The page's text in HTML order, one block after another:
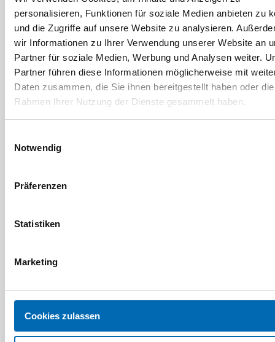
personalisieren, Funktionen für soziale Medien anbieten zu
und die Zugriffe auf unsere Website zu analysieren.
wir Informationen zu Ihrer Verwendung unserer Website an
Partner für soziale Medien, Werbung und Analysen weiter.
Partner führen diese Informationen möglicherweise mit
Daten zusammen, die Sie ihnen bereitgestellt haben oder
Rahmen Ihrer Nutzung der Dienste gesammelt haben.
Notwendig
Präferenzen
Statistiken
Marketing
Cookies zulassen
Kränzle
Hochdruckreiniger
QUADRO 799 TS T
Artikel-Nr. SE017362
(628593)
Kränzle
Baukreissäge 400 V
KBS 450
Artikel-Nr. SE016739
(624668)
Rotierende Bürste
(628601)
(628590)